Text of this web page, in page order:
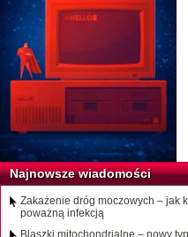
Najnowsze wiadomości
Zakażenie dróg moczowych – jak
poważną infekcją